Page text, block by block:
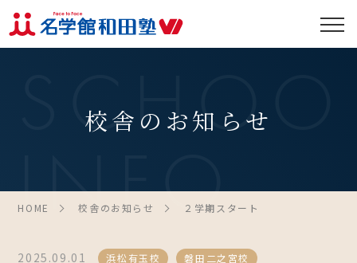
INFO
校舎のお知らせ
HOME 校舎のお知らせ ２学期スタート
2025.09.01 浜松有玉校 磐田二之宮校